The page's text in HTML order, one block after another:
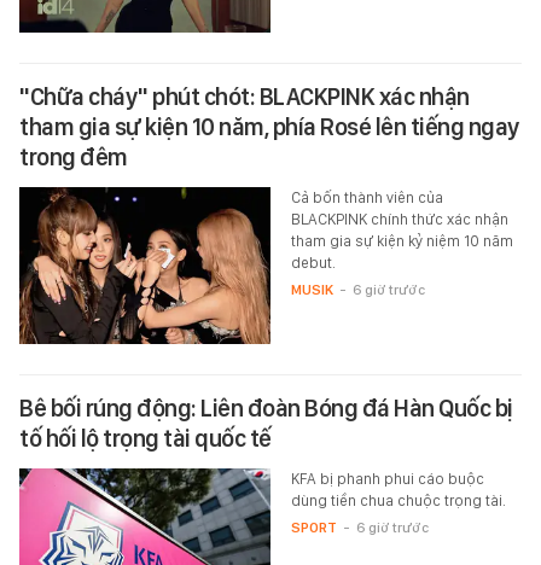
"Chữa cháy" phút chót: BLACKPINK xác nhận
tham gia sự kiện 10 năm, phía Rosé lên tiếng ngay
trong đêm
Cả bốn thành viên của
BLACKPINK chính thức xác nhận
tham gia sự kiện kỷ niệm 10 năm
debut.
MUSIK - 6 giờ trước
Bê bối rúng động: Liên đoàn Bóng đá Hàn Quốc bị
tố hối lộ trọng tài quốc tế
KFA bị phanh phui cáo buộc
dùng tiền chua chuộc trọng tài.
SPORT - 6 giờ trước